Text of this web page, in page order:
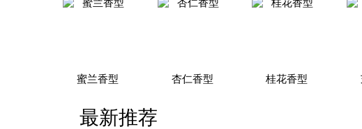
蜜兰香型 杏仁香型 桂花香型
最新推荐